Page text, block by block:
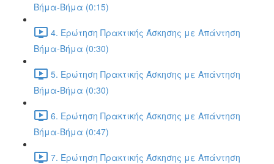
Βήμα-Βήμα (0:15)
4. Ερώτηση Πρακτικής Άσκησης με Απάντηση
Βήμα-Βήμα (0:30)
5. Ερώτηση Πρακτικής Άσκησης με Απάντηση
Βήμα-Βήμα (0:30)
6. Ερώτηση Πρακτικής Άσκησης με Απάντηση
Βήμα-Βήμα (0:47)
7. Ερώτηση Πρακτικής Άσκησης με Απάντηση